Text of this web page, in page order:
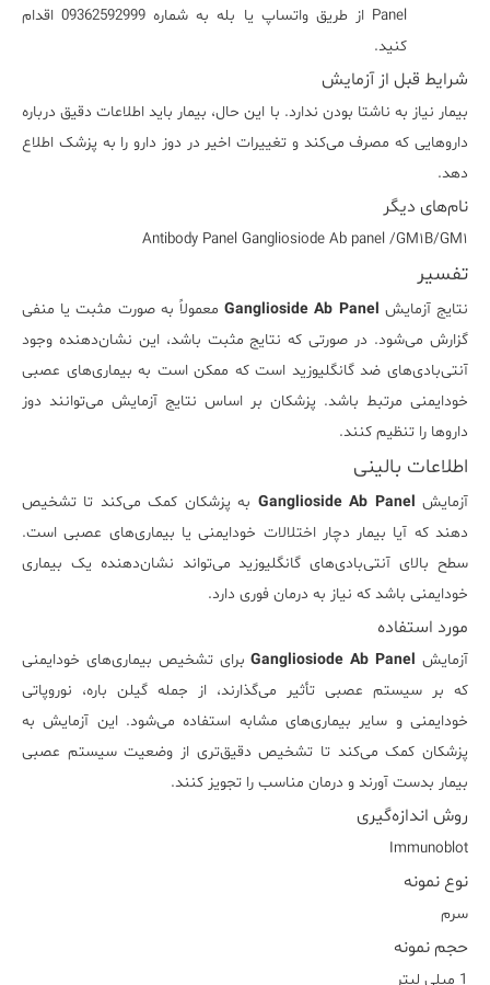
Panel از طریق واتساپ یا بله به شماره 09362592999 اقدام
کنید.
شرایط قبل از آزمایش
بیمار نیاز به ناشتا بودن ندارد. با این حال، بیمار باید اطلاعات دقیق درباره
داروهایی که مصرف می‌کند و تغییرات اخیر در دوز دارو را به پزشک اطلاع
دهد.
نام‌های دیگر
Gangliosiode Ab panel /GM١B/GM١ Antibody Panel
تفسیر
نتایج آزمایش Ganglioside Ab Panelمعمولاً به صورت مثبت یا منفی
گزارش می‌شود. در صورتی که نتایج مثبت باشد، این نشان‌دهنده وجود
آنتی‌بادی‌های ضد گانگلیوزید است که ممکن است به بیماری‌های عصبی
خودایمنی مرتبط باشد. پزشکان بر اساس نتایج آزمایش می‌توانند دوز
داروها را تنظیم کنند.
اطلاعات بالینی
آزمایش Ganglioside Ab Panel به پزشکان کمک می‌کند تا تشخیص
دهند که آیا بیمار دچار اختلالات خودایمنی یا بیماری‌های عصبی است.
سطح بالای آنتی‌بادی‌های گانگلیوزید می‌تواند نشان‌دهنده یک بیماری
خودایمنی باشد که نیاز به درمان فوری دارد.
مورد استفاده
آزمایش Gangliosiode Ab Panelبرای تشخیص بیماری‌های خودایمنی
که بر سیستم عصبی تأثیر می‌گذارند، از جمله گیلن باره، نوروپاتی
خودایمنی و سایر بیماری‌های مشابه استفاده می‌شود. این آزمایش به
پزشکان کمک می‌کند تا تشخیص دقیق‌تری از وضعیت سیستم عصبی
بیمار بدست آورند و درمان مناسب را تجویز کنند.
روش اندازه‌گیری
Immunoblot
نوع نمونه
سرم
حجم نمونه
1 میلی لیتر